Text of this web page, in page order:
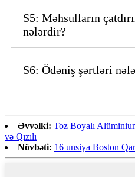
S5: Məhsulların
nələrdir?
S6: Ödəniş şərtləri
Əvvəlki: Toz Boyalı
və Qızılı
Növbəti: 16 unsiya Boston